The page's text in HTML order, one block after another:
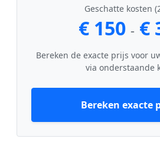
Geschatte kosten
€ 150 - €
Bereken de exacte prijs voor
via onderstaande
Bereken exacte